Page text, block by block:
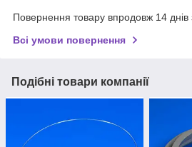
Повернення товару впродовж 14 днів
Всі умови повернення
Подібні товари компанії